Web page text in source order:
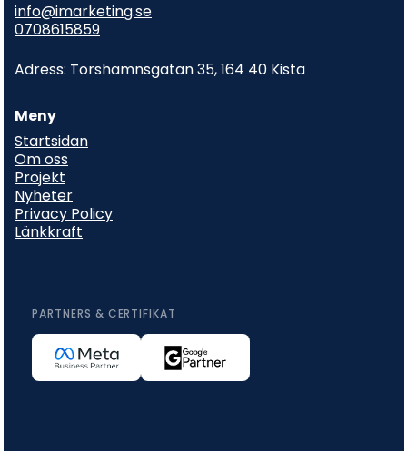
info@imarketing.se
0708615859
Adress: Torshamnsgatan 35, 164 40 Kista
Meny
Startsidan
Om oss
Projekt
Nyheter
Privacy Policy
Länkkraft
PARTNERS & CERTIFIKAT